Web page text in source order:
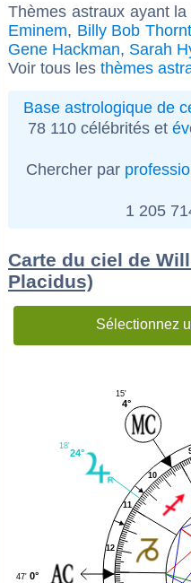
Thèmes astraux ayant
Eminem, Billy Bob
Gene Hackman, Sarah
Voir tous les thèmes
Base astrologique de
78 110 célébrités et
Chercher par
1 205
Carte du ciel de
Placidus)
Sélectionnez
10
11
12
4°
15'
24°
18'
0°
47'